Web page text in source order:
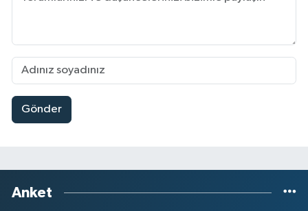
Gönder
Anket